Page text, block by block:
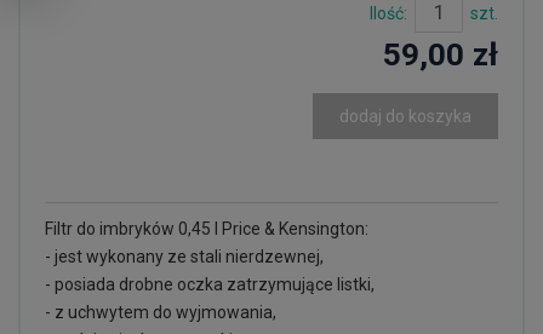
Ilość: szt.
59,00 zł
dodaj do koszyka
Filtr do imbryków 0,45 l Price & Kensington:
- jest wykonany ze stali nierdzewnej,
- posiada drobne oczka zatrzymujące listki,
- z uchwytem do wyjmowania,